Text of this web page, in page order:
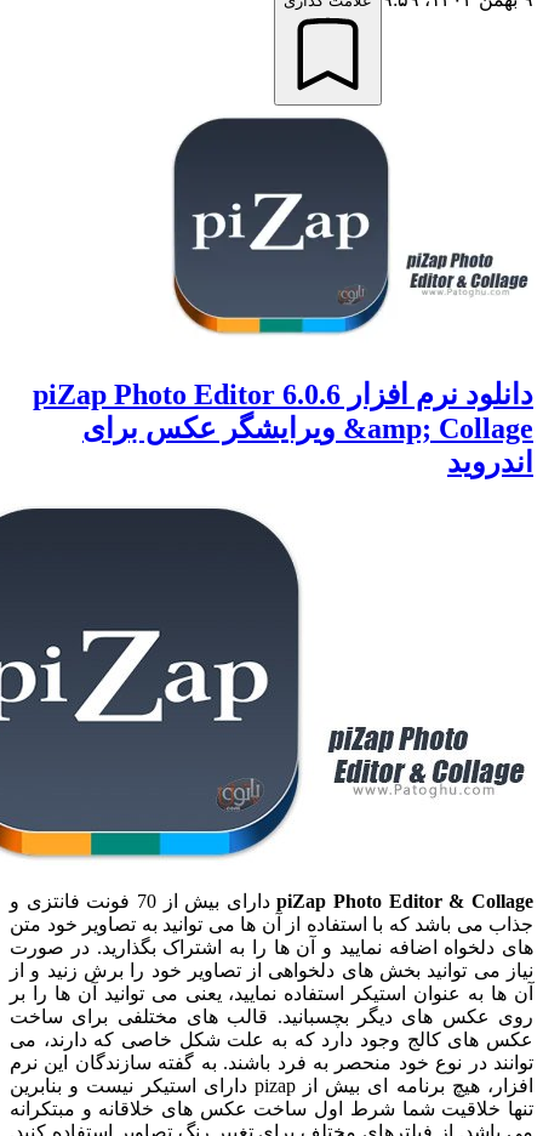
دانلود نرم افزار 6.0.6 piZap Photo Editor
&amp; Collage ویرایشگر عکس برای
piZap Photo Editor &
دارای بیش از 70 فونت فانتزی و
باشد که با استفاده از آن ها می توانید به تصاویر خود متن
اضافه نمایید و آن ها را به اشتراک بگذارید. در صورت
توانید بخش های دلخواهی از تصاویر خود را برش زنید و از
عنوان استیکر استفاده نمایید، یعنی می توانید آن ها را بر
های دیگر بچسبانید. قالب های مختلفی برای ساخت
کالج وجود دارد که به علت شکل خاصی که دارند، می
در نوع خود منحصر به فرد باشند. به گفته سازندگان این نرم
افزار، هیچ برنامه ای بیش از pizap دارای استیکر نیست و بنابرین
شما شرط اول ساخت عکس های خلاقانه و مبتکرانه
از فیلترهای مختلف برای تغییر رنگ تصاویر استفاده کنید.